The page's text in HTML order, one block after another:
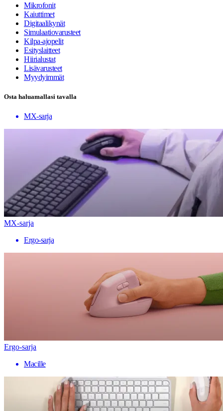
Mikrofonit
Kaiuttimet
Digitaalikynät
Simulaatiovarusteet
Kilpa-ajopelit
Esityslaitteet
Hiirialustat
Lisävarusteet
Myydyimmät
Osta haluamallasi tavalla
MX-sarja
MX-sarja
Ergo-sarja
Ergo-sarja
Macille